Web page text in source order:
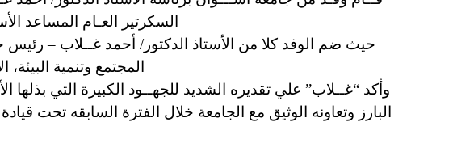
السكرتير العـام المساعد
حيث ضم الوفد كلا من الأستاذ الدكتور/ أحمد غــلاب –
المجتمع وتنمية
وأكد “غــلاب” علي تقديره الشديد للجهــود الكبيرة التي
البارز وتعاونه الوثيق مع الجامعة خلال الفترة السابقه تحت